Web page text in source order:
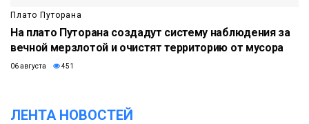
Плато Путорана
На плато Путорана создадут систему наблюдения за
вечной мерзлотой и очистят территорию от мусора
06 августа 451
ЛЕНТА НОВОСТЕЙ